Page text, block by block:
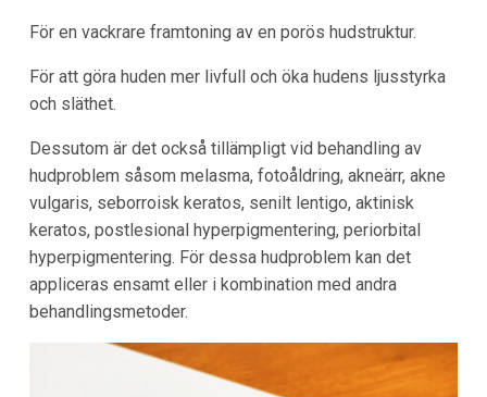
För en vackrare framtoning av en porös hudstruktur.
För att göra huden mer livfull och öka hudens ljusstyrka
och släthet.
Dessutom är det också tillämpligt vid behandling av
hudproblem såsom melasma, fotoåldring, akneärr, akne
vulgaris, seborroisk keratos, senilt lentigo, aktinisk
keratos, postlesional hyperpigmentering, periorbital
hyperpigmentering. För dessa hudproblem kan det
appliceras ensamt eller i kombination med andra
behandlingsmetoder.